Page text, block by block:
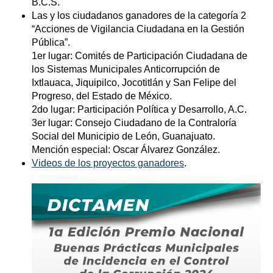
B.C.S.
Las y los ciudadanos ganadores de la categoría 2
“Acciones de Vigilancia Ciudadana en la Gestión
Pública”.
1er lugar: Comités de Participación Ciudadana de
los Sistemas Municipales Anticorrupción de
Ixtlauaca, Jiquipilco, Jocotitlán y San Felipe del
Progreso, del Estado de México.
2do lugar: Participación Política y Desarrollo, A.C.
3er lugar: Consejo Ciudadano de la Contraloría
Social del Municipio de León, Guanajuato.
Mención especial: Oscar Álvarez González.
Videos de los proyectos ganadores.